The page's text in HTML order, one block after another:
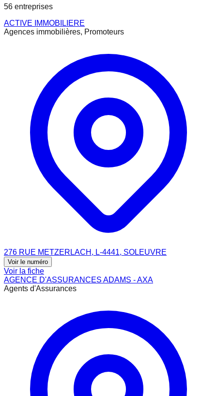
56 entreprises
ACTIVE IMMOBILIERE
Agences immobilières, Promoteurs
276 RUE METZERLACH, L-4441, SOLEUVRE
Voir le numéro
Voir la fiche
AGENCE D'ASSURANCES ADAMS - AXA
Agents d'Assurances